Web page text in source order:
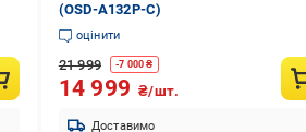
(OSD-A132P-C)
оцінити
21 999 -7 000 ₴
14 999 ₴/шт.
Доставимо